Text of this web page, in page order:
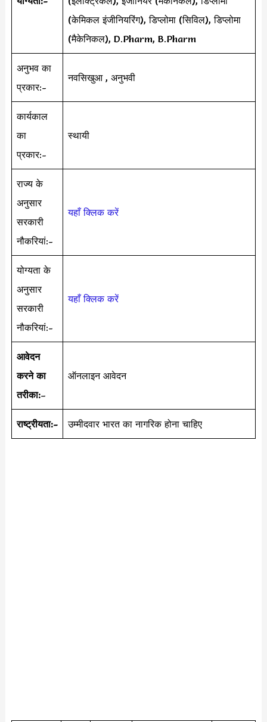
(केमिकल इंजीनियरिंग), डिप्लोमा (सिविल), डिप्लोमा
(मैकेनिकल), D.Pharm, B.Pharm
अनुभव का
प्रकार:-
नवसिखुआ , अनुभवी
कार्यकाल
का
प्रकार:-
स्थायी
राज्य के
अनुसार
सरकारी
नौकरियां:-
यहाँ क्लिक करें
योग्यता के
अनुसार
सरकारी
नौकरियां:-
यहाँ क्लिक करें
आवेदन
करने का
तरीका:–
ऑनलाइन आवेदन
राष्ट्रीयता:- उम्मीदवार भारत का नागरिक होना चाहिए